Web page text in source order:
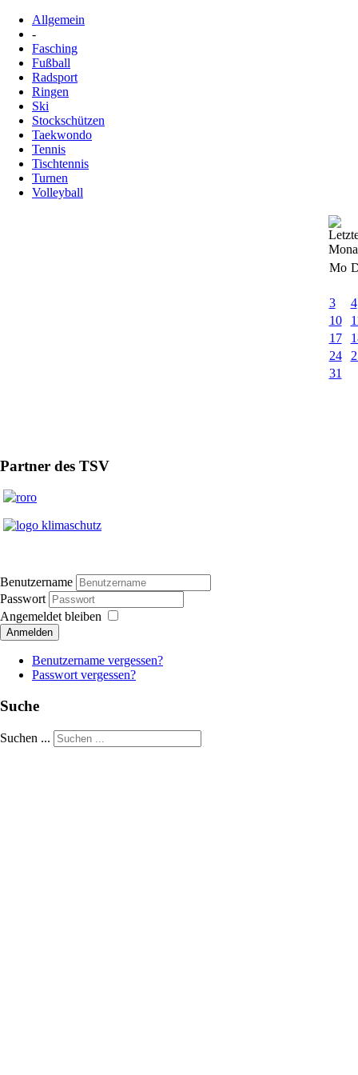
Allgemein
-
Fasching
Fußball
Radsport
Ringen
Ski
Stockschützen
Taekwondo
Tennis
Tischtennis
Turnen
Volleyball
Mo
3
4
10
17
24
31
Partner des TSV
Benutzername
Passwort
Angemeldet bleiben
Anmelden
Benutzername vergessen?
Passwort vergessen?
Suche
Suchen ...